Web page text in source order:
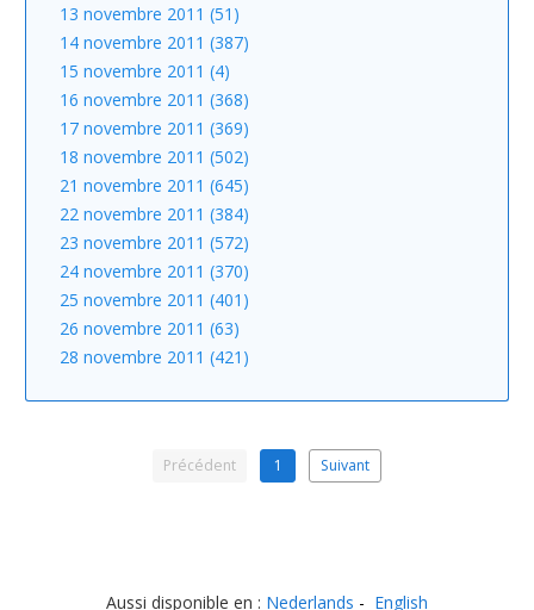
13 novembre 2011 (51)
14 novembre 2011 (387)
15 novembre 2011 (4)
16 novembre 2011 (368)
17 novembre 2011 (369)
18 novembre 2011 (502)
21 novembre 2011 (645)
22 novembre 2011 (384)
23 novembre 2011 (572)
24 novembre 2011 (370)
25 novembre 2011 (401)
26 novembre 2011 (63)
28 novembre 2011 (421)
Précédent 1 Suivant
Aussi disponible en : Nederlands English